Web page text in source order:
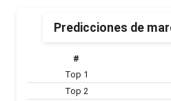
Predicciones de
#
Top 1
Top 2